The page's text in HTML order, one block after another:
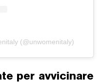
(@unwomenitaly)
per avvicinare